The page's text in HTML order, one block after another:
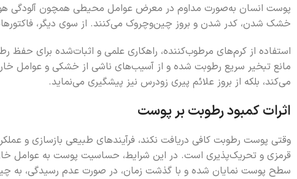
پوست انسان به‌صورت مداوم در معرض عوامل محیطی همچون آلودگی
خشک شدن، کدر شدن و بروز چین‌وچروک می‌کنند. از سوی دیگر،
استفاده از کرم‌های مرطوب‌کننده، راهکاری علمی و اثبات‌شده برای
مانع تبخیر سریع رطوبت شده و از آسیب‌های ناشی از خشکی و عوامل
می‌کند، بلکه از بروز علائم پیری زودرس نیز پیشگیری می‌نماید.
اثرات کمبود رطوبت بر پوست
وقتی پوست رطوبت کافی دریافت نکند، فرآیندهای طبیعی بازسازی و
قرمزی و تحریک‌پذیری است. در این شرایط، حساسیت پوست به عوامل
سطح پوست نمایان شده و با گذشت زمان، در صورت عدم رسیدگی، به